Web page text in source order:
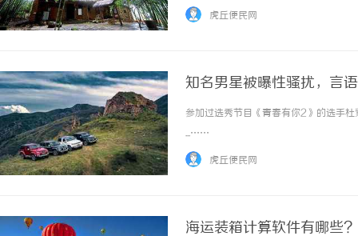
虎丘便民网
知名男星被曝性骚扰，言
参加过选秀节目《青春有你2》的选手
...……
虎丘便民网
海运装箱计算软件有哪些?